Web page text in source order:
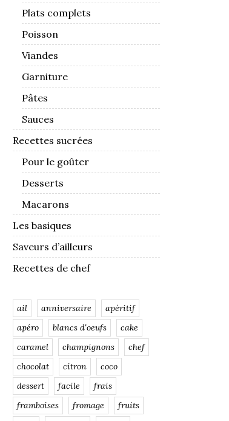
Plats complets
Poisson
Viandes
Garniture
Pâtes
Sauces
Recettes sucrées
Pour le goûter
Desserts
Macarons
Les basiques
Saveurs d’ailleurs
Recettes de chef
ail anniversaire
apéritif
apéro
blancs d'oeufs
cake
caramel
champignons
chef
chocolat
citron
coco
dessert
facile
frais
framboises
fromage
fruits